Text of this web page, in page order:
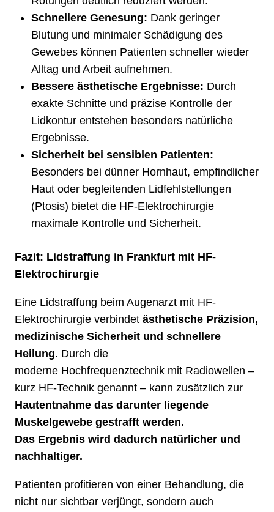
Schnellere Genesung: Dank geringer
Blutung und minimaler Schädigung des
Gewebes können Patienten schneller wieder
Alltag und Arbeit aufnehmen.
Bessere ästhetische Ergebnisse: Durch
exakte Schnitte und präzise Kontrolle der
Lidkontur entstehen besonders natürliche
Ergebnisse.
Sicherheit bei sensiblen Patienten:
Besonders bei dünner Hornhaut, empfindlicher
Haut oder begleitenden Lidfehlstellungen
(Ptosis) bietet die HF-Elektrochirurgie
maximale Kontrolle und Sicherheit.
Fazit: Lidstraffung in Frankfurt mit HF-
Elektrochirurgie
Eine Lidstraffung beim Augenarzt mit HF-
Elektrochirurgie verbindet ästhetische Präzision,
medizinische Sicherheit und schnellere
Heilung. Durch die
moderne Hochfrequenztechnik mit Radiowellen –
kurz HF-Technik genannt – kann zusätzlich zur
Hautentnahme das darunter liegende
Muskelgewebe gestrafft werden.
Das Ergebnis wird dadurch natürlicher und
nachhaltiger.
Patienten profitieren von einer Behandlung, die
nicht nur sichtbar verjüngt, sondern auch